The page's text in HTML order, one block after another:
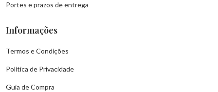
Portes e prazos de entrega
Informações
Termos e Condições
Política de Privacidade
Guia de Compra